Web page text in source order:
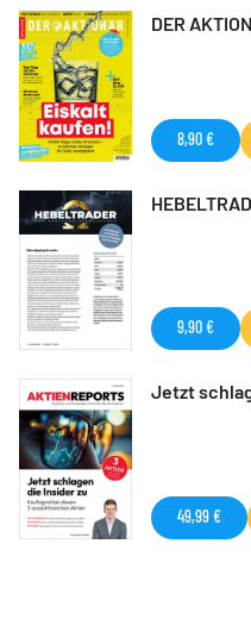
DER
8,90 €
9,90 €
Jetzt
49,99 €